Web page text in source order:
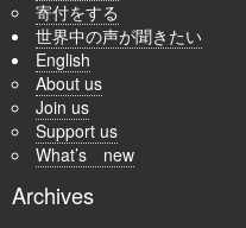
寄付をする
世界中の声が聞きたい
English
About us
Join us
Support us
What’s new
Archives